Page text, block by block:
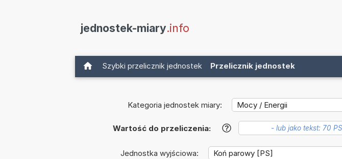
jednostek-miary.info
Szybki przelicznik jednostek Przelicznik jednostek
Kategoria jednostek miary:
Wartość do przeliczenia: ?
Jednostka wyjściowa: